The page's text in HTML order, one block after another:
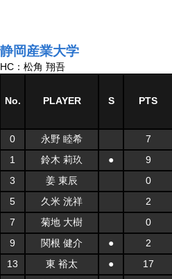
静岡産業大学
HC：松角 翔吾
No. PLAYER S PTS
0 永野 睦希 7
1
鈴木 莉玖 ● 9
3
姜 東辰 0
5
久米 洸祥 2
7
菊地 大樹 0
9
関根 健介 ● 2
13
東 裕太 ● 17